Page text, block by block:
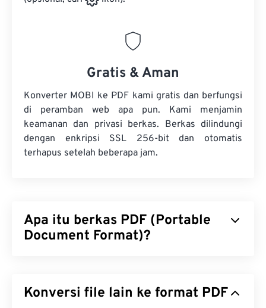
Gratis & Aman
Konverter MOBI ke PDF kami gratis dan berfungsi
di peramban web apa pun. Kami menjamin
keamanan dan privasi berkas. Berkas dilindungi
dengan enkripsi SSL 256-bit dan otomatis
terhapus setelah beberapa jam.
Apa itu berkas PDF (Portable
Document Format)?
dokumen teks dan gambar grafis, menjadikannya
Konversi file lain ke format PDF